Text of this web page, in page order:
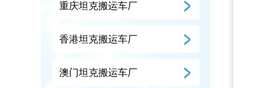
重庆坦克搬运车厂
香港坦克搬运车厂
澳门坦克搬运车厂